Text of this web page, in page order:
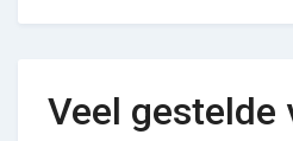
Veel gestelde